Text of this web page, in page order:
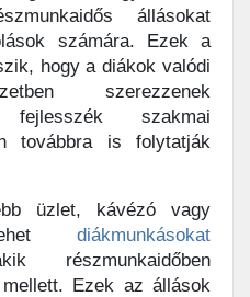
állásokat
számára. Ezek a
hogy a diákok valódi
szerezzenek
szakmai
továbbra is folytatják
üzlet, kávézó vagy
diákmunkásokat
részmunkaidőben
Ezek az állások